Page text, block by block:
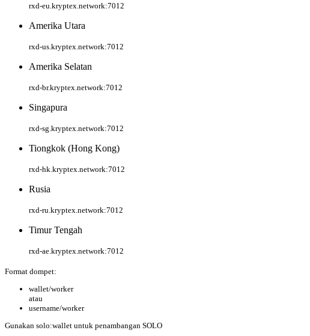
rxd-eu.kryptex.network:7012
Amerika Utara
rxd-us.kryptex.network:7012
Amerika Selatan
rxd-br.kryptex.network:7012
Singapura
rxd-sg.kryptex.network:7012
Tiongkok (Hong Kong)
rxd-hk.kryptex.network:7012
Rusia
rxd-ru.kryptex.network:7012
Timur Tengah
rxd-ae.kryptex.network:7012
Format dompet:
wallet/worker
atau
username/worker
Gunakan solo:wallet untuk penambangan SOLO